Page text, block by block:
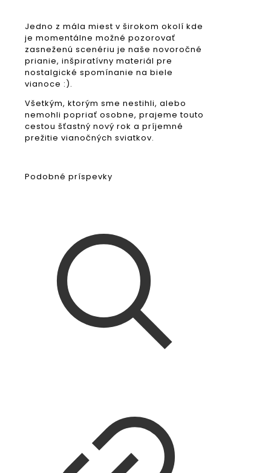
Jedno z mála miest v širokom okolí kde
je momentálne možné pozorovať
zasneženú scenériu je naše novoročné
prianie, inšpiratívny materiál pre
nostalgické spomínanie na biele
vianoce :).
Všetkým, ktorým sme nestihli, alebo
nemohli popriať osobne, prajeme touto
cestou šťastný nový rok a príjemné
prežitie vianočných sviatkov.
Podobné príspevky